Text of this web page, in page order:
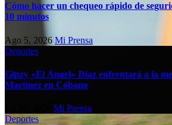
Cómo hacer un chequeo rápido de
10 minutos
Ago 5, 2026 Mi Prensa
Deportes
Gipzy «El Ángel» Díaz enfrentará a la
Martínez en Cóbano
Mi Prensa
Deportes